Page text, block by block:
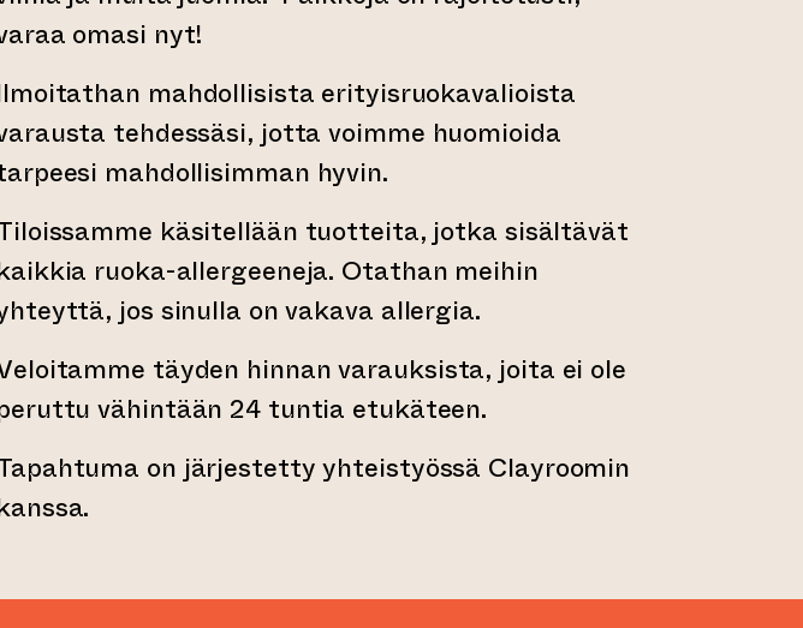
omasi nyt!
mahdollisista erityisruokavalioista
tehdessäsi, jotta voimme huomioida
mahdollisimman hyvin.
käsitellään tuotteita, jotka sisältävät
ruoka-allergeeneja. Otathan meihin
jos sinulla on vakava allergia.
täyden hinnan varauksista, joita ei ole
vähintään 24 tuntia etukäteen.
on järjestetty yhteistyössä Clayroomin